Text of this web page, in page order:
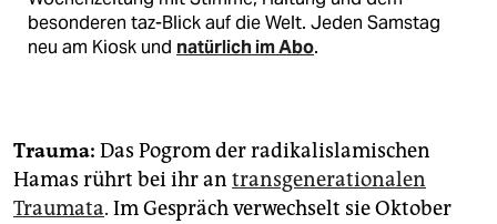
besonderen taz-Blick auf die Welt. Jeden Samstag
neu am Kiosk und natürlich im Abo.
Trauma: Das Pogrom der radikalislamischen
Hamas rührt bei ihr an transgenerationalen
Traumata. Im Gespräch verwechselt sie Oktober